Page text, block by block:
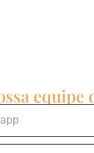
equipe